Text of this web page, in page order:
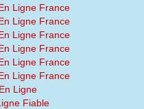
Ligne France
Ligne France
Ligne France
Ligne France
Ligne France
Ligne France
Ligne
Fiable